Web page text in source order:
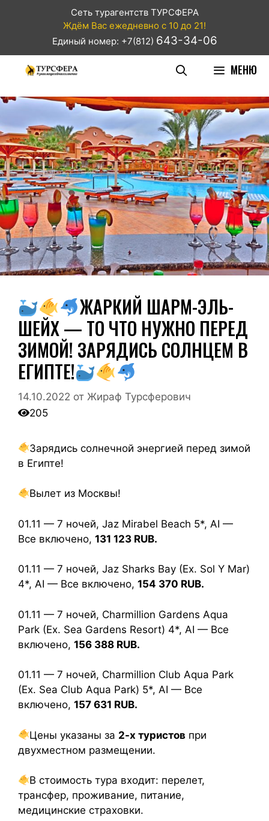
Сеть турагентств ТУРСФЕРА
Ждём Вас ежедневно с 10 до 21!
Единый номер: +7(812) 643-34-06
МЕНЮ
ЖАРКИЙ ШАРМ-ЭЛЬ-
ШЕЙХ — ТО ЧТО НУЖНО ПЕРЕД
ЗИМОЙ! ЗАРЯДИСЬ СОЛНЦЕМ В
ЕГИПТЕ!
14.10.2022 от Жираф Турсферович
205
Зарядись солнечной энергией перед зимой
в Египте!
Вылет из Москвы!
01.11 — 7 ночей, Jaz Mirabel Beach 5*, AI —
Все включено, 131 123 RUB.
01.11 — 7 ночей, Jaz Sharks Bay (Ex. Sol Y Mar)
4*, AI — Все включено, 154 370 RUB.
01.11 — 7 ночей, Charmillion Gardens Aqua
Park (Ex. Sea Gardens Resort) 4*, AI — Все
включено, 156 388 RUB.
01.11 — 7 ночей, Charmillion Club Aqua Park
(Ex. Sea Club Aqua Park) 5*, AI — Все
включено, 157 631 RUB.
Цены указаны за 2-х туристов при
двухместном размещении.
В стоимость тура входит: перелет,
трансфер, проживание, питание,
медицинские страховки.